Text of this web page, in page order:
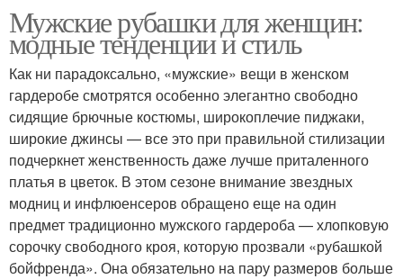
Мужские рубашки для женщин:
модные тенденции и стиль
Как ни парадоксально, «мужские» вещи в женском
гардеробе смотрятся особенно элегантно свободно
сидящие брючные костюмы, широкоплечие пиджаки,
широкие джинсы — все это при правильной стилизации
подчеркнет женственность даже лучше приталенного
платья в цветок. В этом сезоне внимание звездных
модниц и инфлюенсеров обращено еще на один
предмет традиционно мужского гардероба — хлопковую
сорочку свободного кроя, которую прозвали «рубашкой
бойфренда». Она обязательно на пару размеров больше